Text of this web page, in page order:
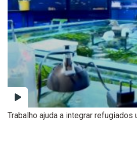
Trabalho ajuda a integrar refugiados